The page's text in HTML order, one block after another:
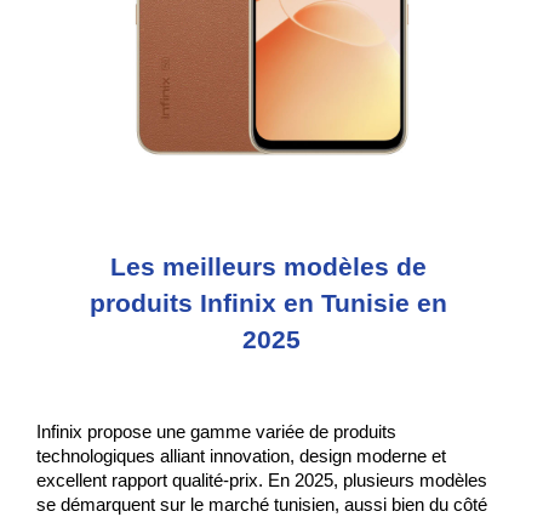
Les meilleurs modèles de
produits Infinix en Tunisie en
2025
Infinix propose une gamme variée de produits
technologiques alliant innovation, design moderne et
excellent rapport qualité-prix. En 2025, plusieurs modèles
se démarquent sur le marché tunisien, aussi bien du côté